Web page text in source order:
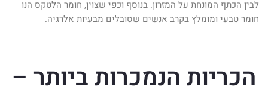
לבין הכתף המונחת על המזרון. בנוסף וכפי שצוין, חומר הלטקס הנו
חומר טבעי ומומלץ בקרב אנשים שסובלים מבעיות אלרגיה.
הכריות הנמכרות ביותר –